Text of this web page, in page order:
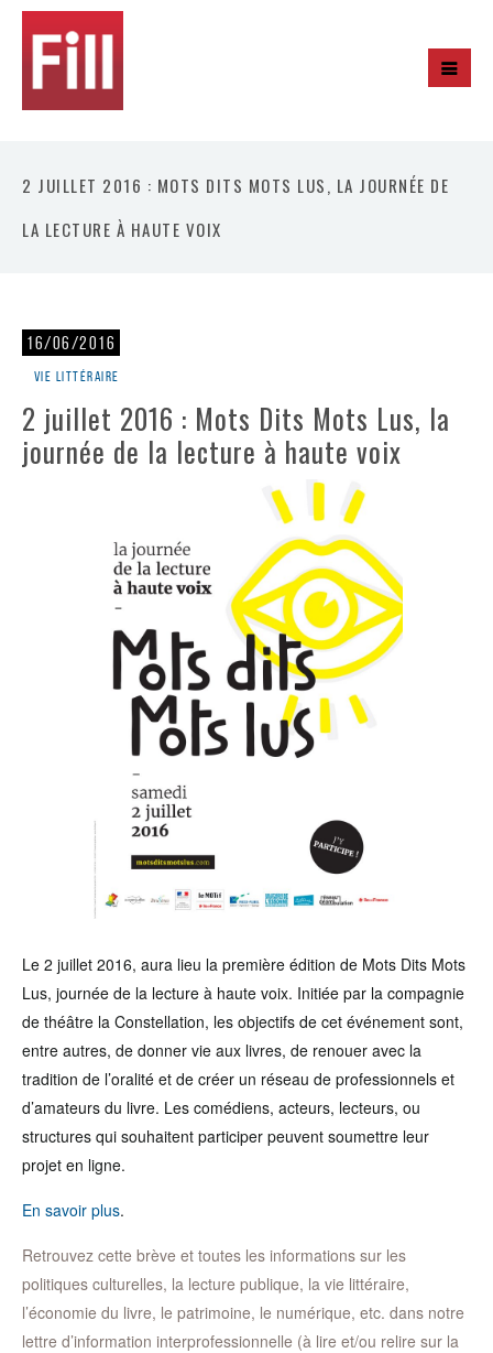
2 JUILLET 2016 : MOTS DITS MOTS LUS, LA JOURNÉE DE
LA LECTURE À HAUTE VOIX
16/06/2016
Vie littéraire
2 juillet 2016 : Mots Dits Mots Lus, la
journée de la lecture à haute voix
Le 2 juillet 2016, aura lieu la première édition de Mots Dits Mots
Lus, journée de la lecture à haute voix. Initiée par la compagnie
de théâtre la Constellation, les objectifs de cet événement sont,
entre autres, de donner vie aux livres, de renouer avec la
tradition de l’oralité et de créer un réseau de professionnels et
d’amateurs du livre. Les comédiens, acteurs, lecteurs, ou
structures qui souhaitent participer peuvent soumettre leur
projet en ligne.
En savoir plus.
Retrouvez cette brève et toutes les informations sur les
politiques culturelles, la lecture publique, la vie littéraire,
l’économie du livre, le patrimoine, le numérique, etc. dans notre
lettre d’information interprofessionnelle (à lire et/ou relire sur la